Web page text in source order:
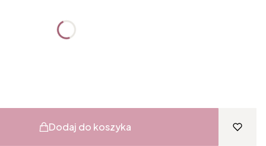
Dodaj do koszyka